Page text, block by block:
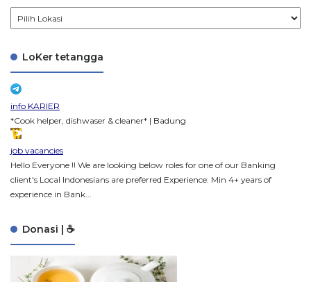
LoKer tetangga
info KARIER
*Cook helper, dishwaser & cleaner* | Badung
job vacancies
Hello Everyone !! We are looking below roles for one of our Banking
client's Local Indonesians are preferred Experience: Min 4+ years of
experience in Bank...
Donasi | ☕